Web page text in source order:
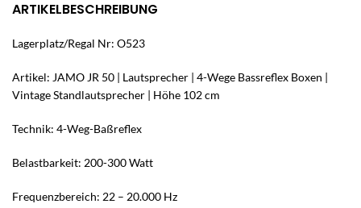
ARTIKELBESCHREIBUNG
Lagerplatz/Regal Nr: O523
Artikel: JAMO JR 50 | Lautsprecher | 4-Wege Bassreflex Boxen |
Vintage Standlautsprecher | Höhe 102 cm
Technik: 4-Weg-Baßreflex
Belastbarkeit: 200-300 Watt
Frequenzbereich: 22 – 20.000 Hz